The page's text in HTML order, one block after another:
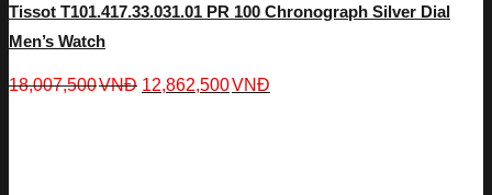
Tissot T101.417.33.031.01 PR 100 Chronograph Silver Dial
Men’s Watch
18,007,500VNĐ 12,862,500VNĐ